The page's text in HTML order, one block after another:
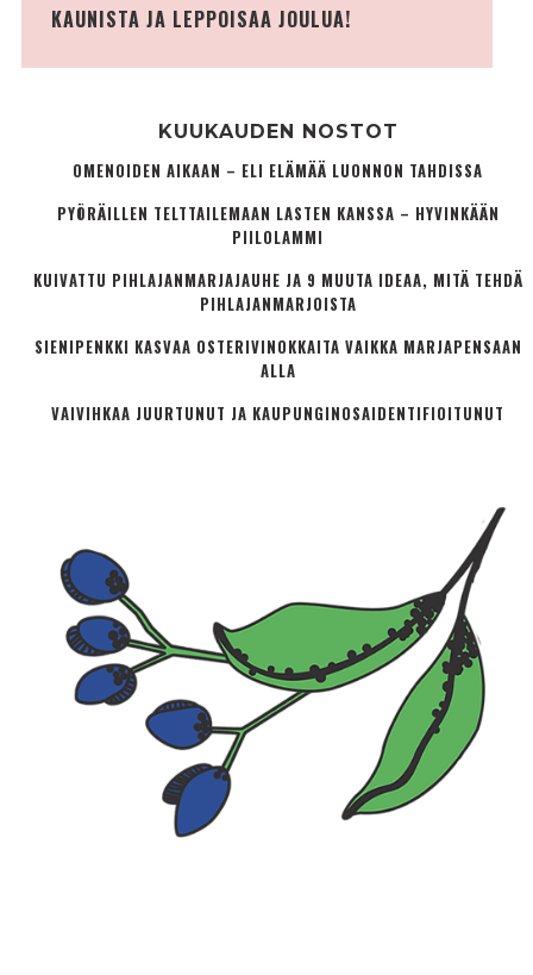
KAUNISTA JA LEPPOISAA JOULUA!
KUUKAUDEN NOSTOT
OMENOIDEN AIKAAN – ELI ELÄMÄÄ LUONNON TAHDISSA
PYÖRÄILLEN TELTTAILEMAAN LASTEN KANSSA – HYVINKÄÄN
PIILOLAMMI
KUIVATTU PIHLAJANMARJAJAUHE JA 9 MUUTA IDEAA, MITÄ TEHDÄ
PIHLAJANMARJOISTA
SIENIPENKKI KASVAA OSTERIVINOKKAITA VAIKKA MARJAPENSAAN
ALLA
VAIVIHKAA JUURTUNUT JA KAUPUNGINOSA­IDENTIFIOITUNUT